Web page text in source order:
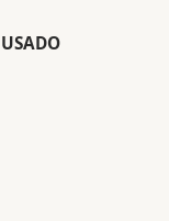
USADO